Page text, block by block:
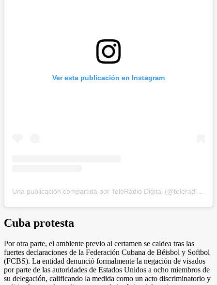
Ver esta publicación en Instagram
Cuba protesta
Por otra parte, el ambiente previo al certamen se caldea tras las
fuertes declaraciones de la Federación Cubana de Béisbol y Softbol
(FCBS). La entidad denunció formalmente la negación de visados
por parte de las autoridades de Estados Unidos a ocho miembros de
su delegación, calificando la medida como un acto discriminatorio y